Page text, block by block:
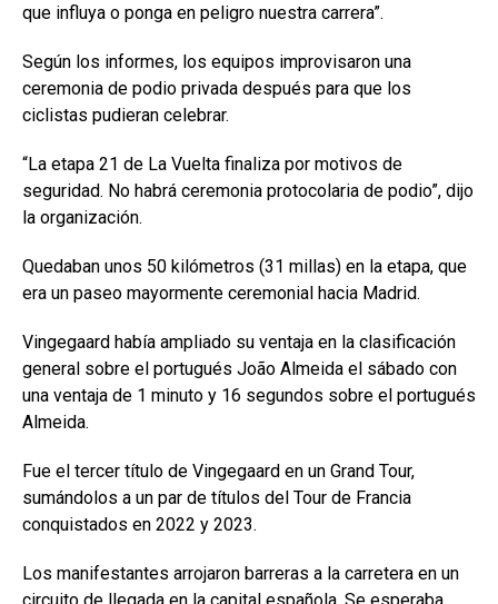
que influya o ponga en peligro nuestra carrera”.
Según los informes, los equipos improvisaron una
ceremonia de podio privada después para que los
ciclistas pudieran celebrar.
“La etapa 21 de La Vuelta finaliza por motivos de
seguridad. No habrá ceremonia protocolaria de podio”, dijo
la organización.
Quedaban unos 50 kilómetros (31 millas) en la etapa, que
era un paseo mayormente ceremonial hacia Madrid.
Vingegaard había ampliado su ventaja en la clasificación
general sobre el portugués João Almeida el sábado con
una ventaja de 1 minuto y 16 segundos sobre el portugués
Almeida.
Fue el tercer título de Vingegaard en un Grand Tour,
sumándolos a un par de títulos del Tour de Francia
conquistados en 2022 y 2023.
Los manifestantes arrojaron barreras a la carretera en un